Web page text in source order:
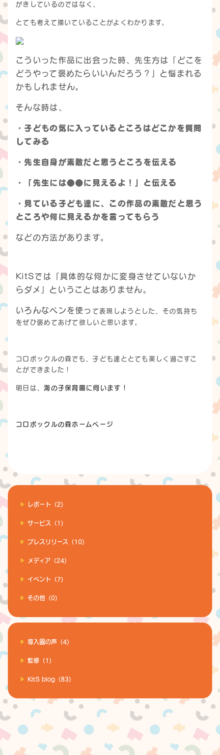
がきしているのではなく、
とても考えて描いていることがよくわかります。
こういった作品に出会った時、先生方は「どこを
どうやって褒めたらいいんだろう？」と悩まれる
かもしれません。
そんな時は、
・子どもの気に入っているところはどこかを質問
してみる
・先生自身が素敵だと思うところを伝える
・「先生には●●に見えるよ！」と伝える
・見ている子ども達に、この作品の素敵だと思う
ところや何に見えるかを言ってもらう
などの方法があります。
KitSでは「具体的な何かに変身させていないか
らダメ」ということはありません。
いろんなペンを使っ て表現しようとした、その気持ち
をぜひ褒めてあげて欲しいと思います。
コロポックルの森でも、子ども達ととても楽しく過ごすこ
とができました！
明日は、海の子保育園に伺います！
コロポックルの森ホームページ
レポート（2)
サービス（1)
プレスリリース（10)
メディア（24)
イベント（7)
その他（0)
導入園の声（4)
監修（1)
KitS blog（83)